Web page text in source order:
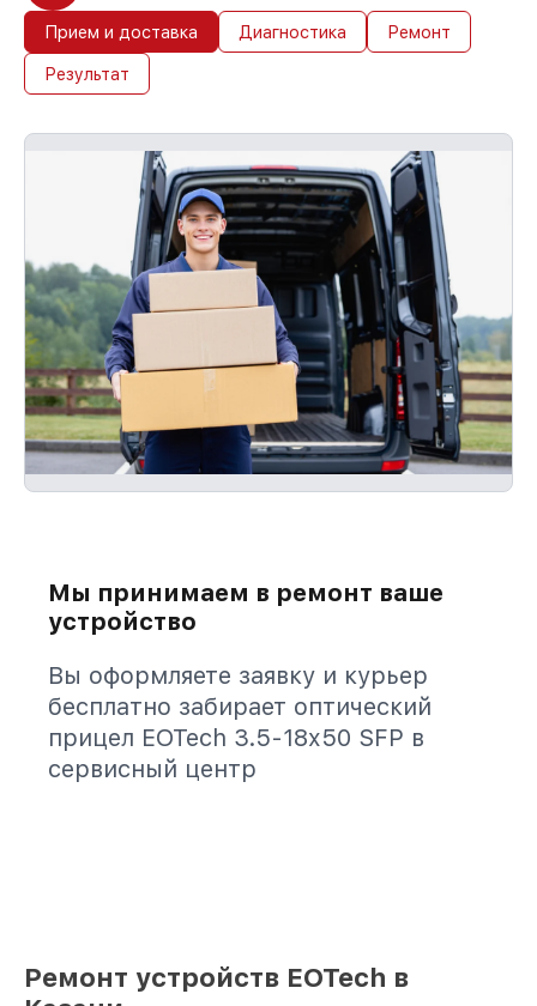
Прием и доставка Диагностика Ремонт
Результат
Мы принимаем в ремонт ваше
устройство
Вы оформляете заявку и курьер
бесплатно забирает оптический
прицел EOTech 3.5-18x50 SFP в
сервисный центр
Ремонт устройств EOTech в